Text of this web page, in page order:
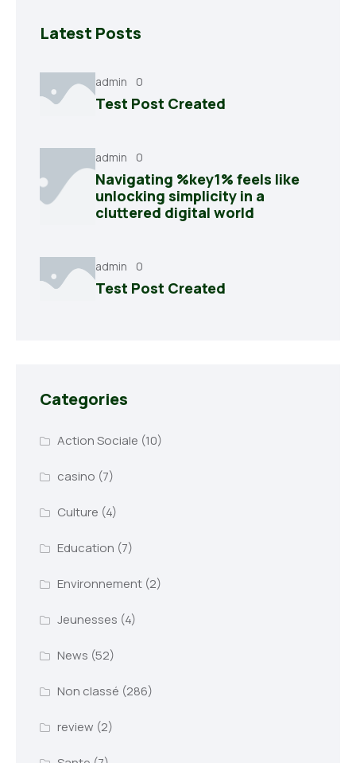
Latest Posts
admin 0
Test Post Created
admin 0
Navigating %key1% feels like
unlocking simplicity in a
cluttered digital world
admin 0
Test Post Created
Categories
Action Sociale (10)
casino (7)
Culture (4)
Education (7)
Environnement(2)
Jeunesses (4)
News (52)
Non classé (286)
review (2)